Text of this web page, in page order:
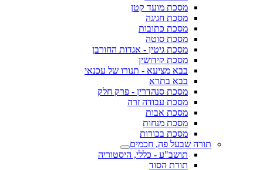
מסכת מועד קטן
מסכת חגיגה
מסכת כתובות
מסכת סוטה
מסכת גיטין - אגדות החורבן
מסכת קידושין
בבא מציעא - תנורו של עכנאי
בבא בתרא
מסכת סנהדרין - פרק חלק
מסכת עבודה זרה
מסכת אבות
מסכת מנחות
מסכת בכורות
תורה שבעל פה, חכמים
תושב"ע - כללי, היסטוריה
תורת הסוד